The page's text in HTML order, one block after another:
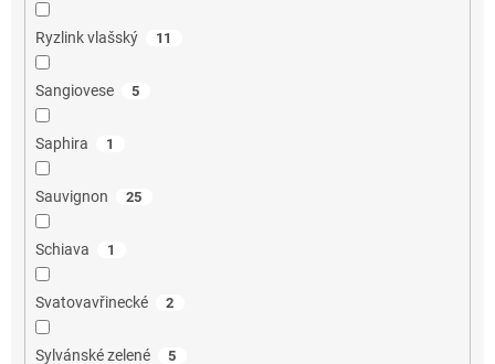
Ryzlink vlašský 11
Sangiovese 5
Saphira 1
Sauvignon 25
Schiava 1
Svatovavřinecké 2
Sylvánské zelené 5